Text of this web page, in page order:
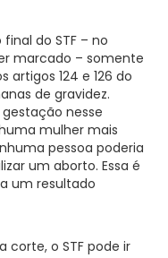
do STF – no
marcado – somente
124 e 126 do
de gravidez.
nesse
mulher mais
pessoa poderia
um aborto. Essa é
um resultado
corte, o STF pode ir